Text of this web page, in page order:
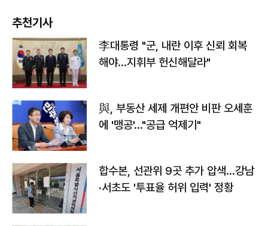
추천기사
李대통령 "군, 내란 이후 신뢰 회복
해야…지휘부 헌신해달라"
與, 부동산 세제 개편안 비판 오세훈
에 '맹공'…"공급 억제기"
합수본, 선관위 9곳 추가 압색…강남
·서초도 '투표율 허위 입력' 정황